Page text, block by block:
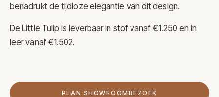
benadrukt de tijdloze elegantie van dit design.
De Little Tulip is leverbaar in stof vanaf €1.250 en in
leer vanaf €1.502.
PLAN SHOWROOMBEZOEK